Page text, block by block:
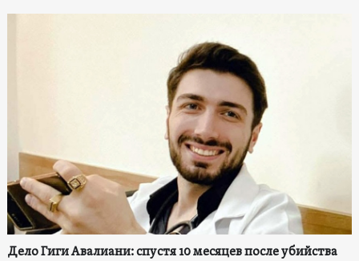
Дело Гиги Авалиани: спустя 10 месяцев после убийства